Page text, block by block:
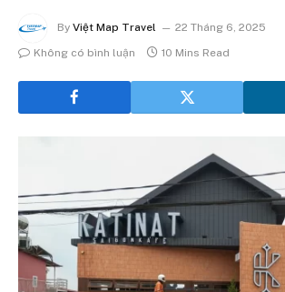
By Việt Map Travel
22 Tháng 6, 2025
Không có bình luận
10 Mins Read